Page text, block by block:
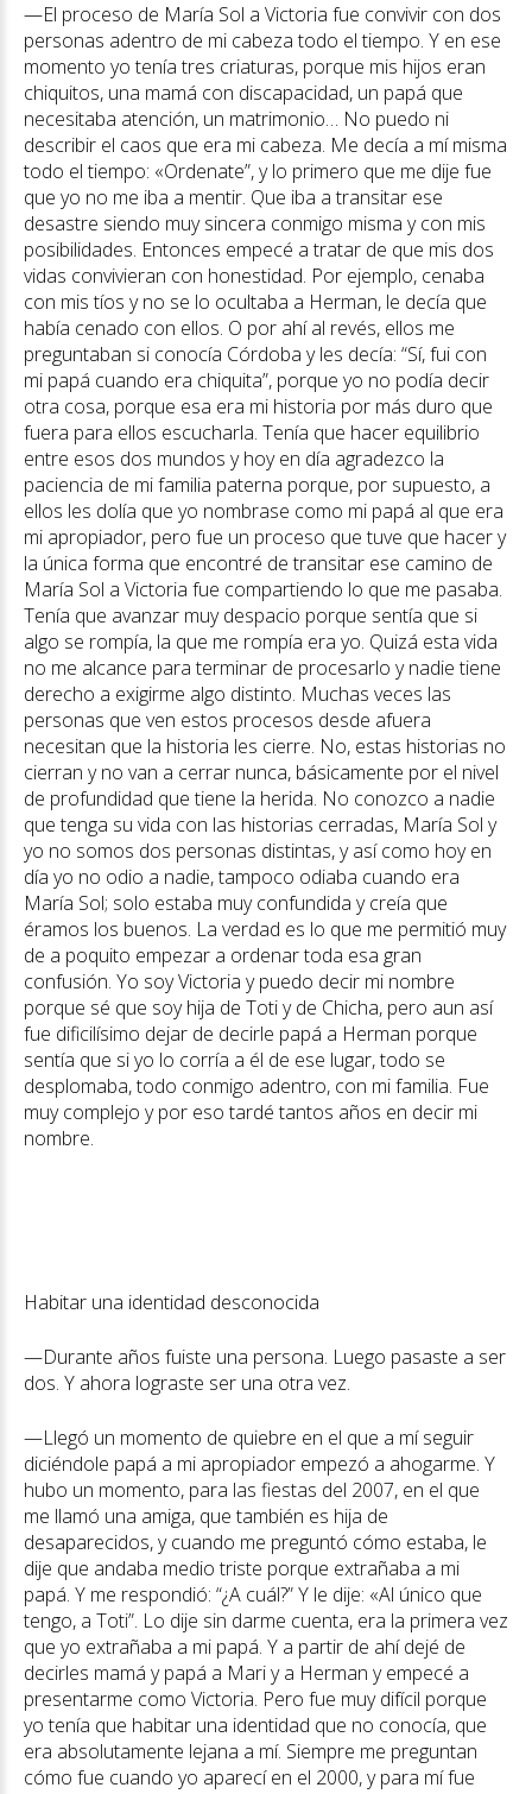
—El proceso de María Sol a Victoria fue convivir con dos
personas adentro de mi cabeza todo el tiempo. Y en ese
momento yo tenía tres criaturas, porque mis hijos eran
chiquitos, una mamá con discapacidad, un papá que
necesitaba atención, un matrimonio… No puedo ni
describir el caos que era mi cabeza. Me decía a mí misma
todo el tiempo: «Ordenate”, y lo primero que me dije fue
que yo no me iba a mentir. Que iba a transitar ese
desastre siendo muy sincera conmigo misma y con mis
posibilidades. Entonces empecé a tratar de que mis dos
vidas convivieran con honestidad. Por ejemplo, cenaba
con mis tíos y no se lo ocultaba a Herman, le decía que
había cenado con ellos. O por ahí al revés, ellos me
preguntaban si conocía Córdoba y les decía: “Sí, fui con
mi papá cuando era chiquita”, porque yo no podía decir
otra cosa, porque esa era mi historia por más duro que
fuera para ellos escucharla. Tenía que hacer equilibrio
entre esos dos mundos y hoy en día agradezco la
paciencia de mi familia paterna porque, por supuesto, a
ellos les dolía que yo nombrase como mi papá al que era
mi apropiador, pero fue un proceso que tuve que hacer y
la única forma que encontré de transitar ese camino de
María Sol a Victoria fue compartiendo lo que me pasaba.
Tenía que avanzar muy despacio porque sentía que si
algo se rompía, la que me rompía era yo. Quizá esta vida
no me alcance para terminar de procesarlo y nadie tiene
derecho a exigirme algo distinto. Muchas veces las
personas que ven estos procesos desde afuera
necesitan que la historia les cierre. No, estas historias no
cierran y no van a cerrar nunca, básicamente por el nivel
de profundidad que tiene la herida. No conozco a nadie
que tenga su vida con las historias cerradas, María Sol y
yo no somos dos personas distintas, y así como hoy en
día yo no odio a nadie, tampoco odiaba cuando era
María Sol; solo estaba muy confundida y creía que
éramos los buenos. La verdad es lo que me permitió muy
de a poquito empezar a ordenar toda esa gran
confusión. Yo soy Victoria y puedo decir mi nombre
porque sé que soy hija de Toti y de Chicha, pero aun así
fue dificilísimo dejar de decirle papá a Herman porque
sentía que si yo lo corría a él de ese lugar, todo se
desplomaba, todo conmigo adentro, con mi familia. Fue
muy complejo y por eso tardé tantos años en decir mi
nombre.
Habitar una identidad desconocida
—Durante años fuiste una persona. Luego pasaste a ser
dos. Y ahora lograste ser una otra vez.
—Llegó un momento de quiebre en el que a mí seguir
diciéndole papá a mi apropiador empezó a ahogarme. Y
hubo un momento, para las fiestas del 2007, en el que
me llamó una amiga, que también es hija de
desaparecidos, y cuando me preguntó cómo estaba, le
dije que andaba medio triste porque extrañaba a mi
papá. Y me respondió: “¿A cuál?” Y le dije: «Al único que
tengo, a Toti”. Lo dije sin darme cuenta, era la primera vez
que yo extrañaba a mi papá. Y a partir de ahí dejé de
decirles mamá y papá a Mari y a Herman y empecé a
presentarme como Victoria. Pero fue muy difícil porque
yo tenía que habitar una identidad que no conocía, que
era absolutamente lejana a mí. Siempre me preguntan
cómo fue cuando yo aparecí en el 2000, y para mí fue